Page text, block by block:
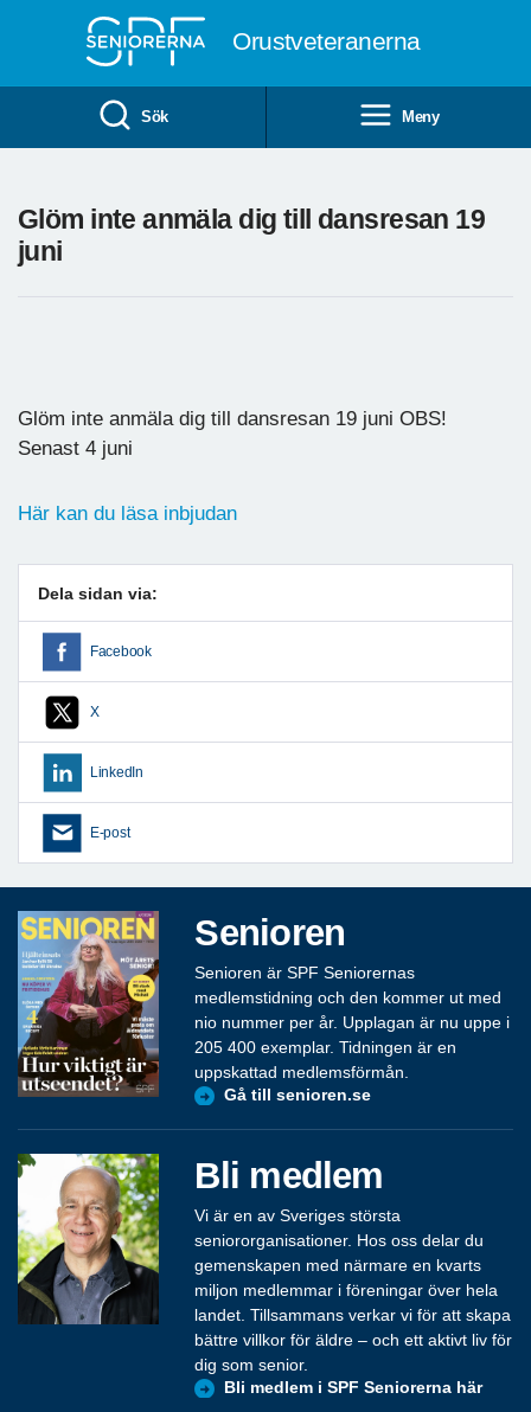
Orustveteranerna
Sök Meny
Glöm inte anmäla dig till dansresan 19
juni
Glöm inte anmäla dig till dansresan 19 juni OBS!
Senast 4 juni
Här kan du läsa inbjudan
Dela sidan via:
Facebook
X
LinkedIn
E-post
Senioren
Senioren är SPF Seniorernas
medlemstidning och den kommer ut med
nio nummer per år. Upplagan är nu uppe i
205 400 exemplar. Tidningen är en
uppskattad medlemsförmån.
Gå till senioren.se
Bli medlem
Vi är en av Sveriges största
seniororganisationer. Hos oss delar du
gemenskapen med närmare en kvarts
miljon medlemmar i föreningar över hela
landet. Tillsammans verkar vi för att skapa
bättre villkor för äldre – och ett aktivt liv för
dig som senior.
Bli medlem i SPF Seniorerna här